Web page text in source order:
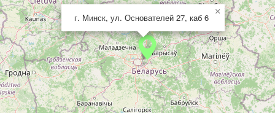
г. Минск, ул. Основателей 27, каб 6
×